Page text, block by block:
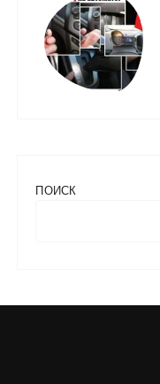
ПОИСК